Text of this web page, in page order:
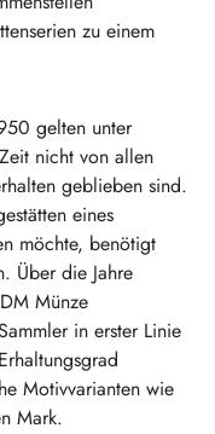
zu einem
gelten unter
nicht von allen
geblieben sind.
eines
möchte, benötigt
Über die Jahre
Münze
in erster Linie
Motivvarianten wie
Mark.